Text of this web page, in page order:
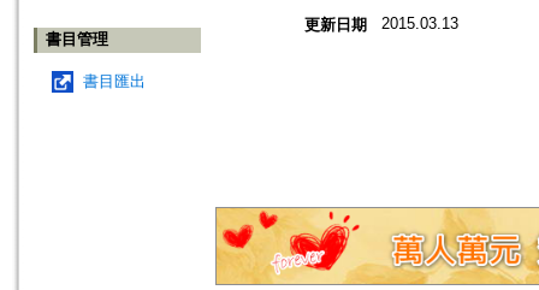
書目管理
書目匯出
更新日期 2015.03.13